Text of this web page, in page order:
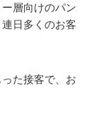
層向けのパン
日多くのお客
た接客で、お